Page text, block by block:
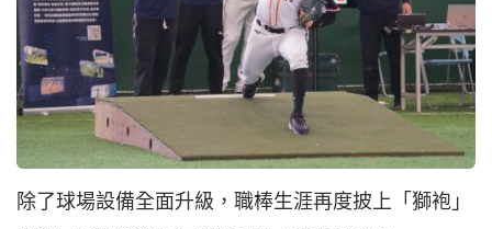
除了球場設備全面升級，職棒生涯再度披上「獅袍」